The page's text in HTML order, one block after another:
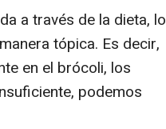
a través de la dieta, lo
tópica. Es decir,
en el brócoli, los
podemos